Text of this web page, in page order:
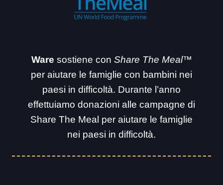
Ware sostiene con Share The Meal™
per aiutare le famiglie con bambini nei
paesi in difficoltà. Durante l’anno
effettuiamo donazioni alle campagne di
Share The Meal per aiutare le famiglie
nei paesi in difficoltà.